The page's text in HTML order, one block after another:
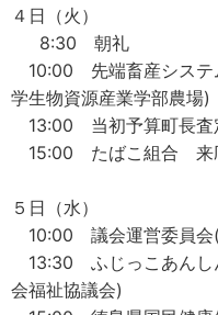
４日（火）
8:30 朝礼
10:00 先端畜産システ
学生物資源産業学部農場)
13:00 当初予算町長査
15:00 たばこ組合 来
５日（水）
10:00 議会運営委員会
13:30 ふじっこあんし
会福祉協議会)